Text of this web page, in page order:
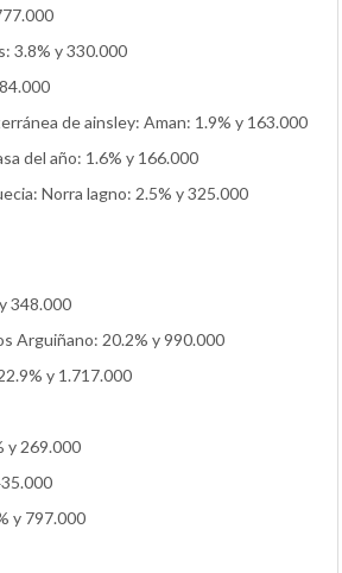
3.8% y 330.000
de ainsley: Aman: 1.9% y 163.000
del año: 1.6% y 166.000
Norra lagno: 2.5% y 325.000
348.000
Arguiñano: 20.2% y 990.000
y 1.717.000
y 269.000
y 797.000